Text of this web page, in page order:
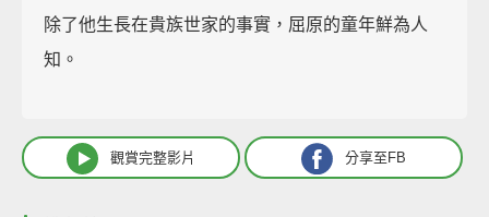
除了他生長在貴族世家的事實，屈原的童年鮮為人
知。
觀賞完整影片 分享至FB